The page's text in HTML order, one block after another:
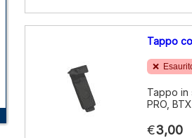
Tappo
Tappo in
PRO,
€3,00